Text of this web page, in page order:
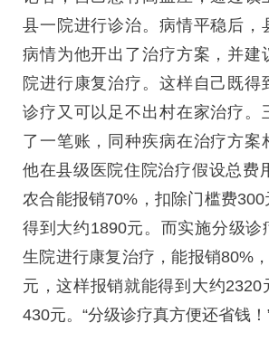
县一院进行诊治。病情平稳后，
病情为他开出了治疗方案，并建
院进行康复治疗。这样自己既得
诊疗又可以足不出村在家治疗。
了一笔账，同种疾病在治疗方案
他在县级医院住院治疗假设总费
农合能报销70%，扣除门槛费
得到大约1890元。而实施分级诊
生院进行康复治疗，能报销80%
元，这样报销就能得到大约2320
430元。“分级诊疗真方便还省钱！